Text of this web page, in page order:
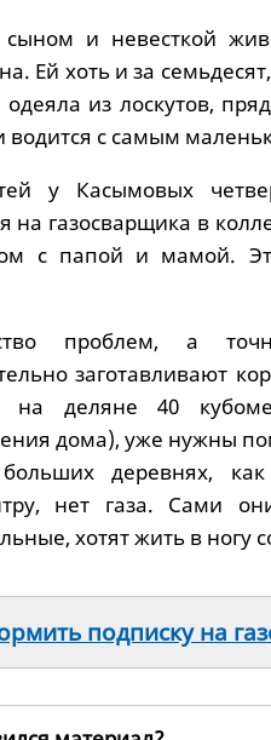
сыном и невесткой
Ей хоть и за
одеяла из лоскутов,
водится с самым
у Касымовых
на газосварщика в
с папой и мамой.
проблем, а
заготавливают
на деляне 40
дома), уже нужны
деревнях,
нет газа. Сами
хотят жить в ногу
подписку на